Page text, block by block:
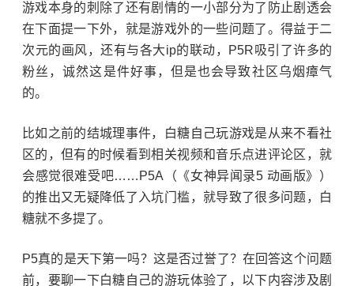
游戏本身的刺除了还有剧情的一小部分为了防止剧透会
在下面提一下外，就是游戏外的一些问题了。得益于二
次元的画风，还有与各大ip的联动，P5R吸引了许多的
粉丝，诚然这是件好事，但是也会导致社区乌烟瘴气
的。
比如之前的结城理事件，白糖自己玩游戏是从来不看社
区的，但有的时候看到相关视频和音乐点进评论区，就
会感觉很难受吧……P5A（《女神异闻录5 动画版》）
的推出又无疑降低了入坑门槛，就导致了很多问题，白
糖就不多提了。
P5真的是天下第一吗？这是否过誉了？在回答这个问题
前，要聊一下白糖自己的游玩体验了，以下内容涉及剧